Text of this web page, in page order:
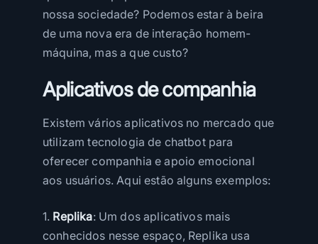
nossa sociedade? Podemos estar à beira
de uma nova era de interação homem-
máquina, mas a que custo?
Aplicativos de companhia
Existem vários aplicativos no mercado que
utilizam tecnologia de chatbot para
oferecer companhia e apoio emocional
aos usuários. Aqui estão alguns exemplos:
1. Replika: Um dos aplicativos mais
conhecidos nesse espaço, Replika usa